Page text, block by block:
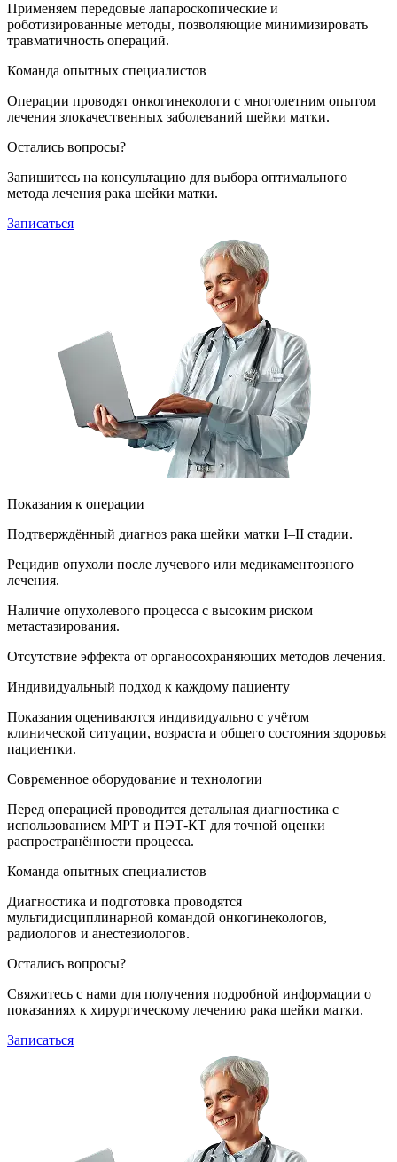
Применяем передовые лапароскопические и
роботизированные методы, позволяющие минимизировать
травматичность операций.
Команда опытных специалистов
Операции проводят онкогинекологи с многолетним опытом
лечения злокачественных заболеваний шейки матки.
Остались вопросы?
Запишитесь на консультацию для выбора оптимального
метода лечения рака шейки матки.
Записаться
Показания к операции
Подтверждённый диагноз рака шейки матки I–II стадии.
Рецидив опухоли после лучевого или медикаментозного
лечения.
Наличие опухолевого процесса с высоким риском
метастазирования.
Отсутствие эффекта от органосохраняющих методов лечения.
Индивидуальный подход к каждому пациенту
Показания оцениваются индивидуально с учётом
клинической ситуации, возраста и общего состояния здоровья
пациентки.
Современное оборудование и технологии
Перед операцией проводится детальная диагностика с
использованием МРТ и ПЭТ-КТ для точной оценки
распространённости процесса.
Команда опытных специалистов
Диагностика и подготовка проводятся
мультидисциплинарной командой онкогинекологов,
радиологов и анестезиологов.
Остались вопросы?
Свяжитесь с нами для получения подробной информации о
показаниях к хирургическому лечению рака шейки матки.
Записаться